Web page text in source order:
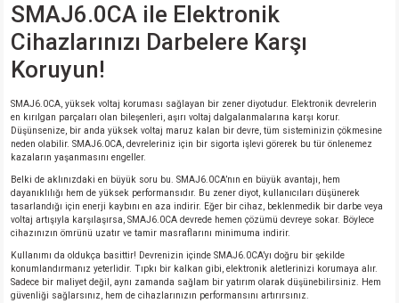
MARKA)
SMAJ6.0CA ile Elektronik
Cihazlarınızı Darbelere Karşı
Koruyun!
SMAJ6.0CA, yüksek voltaj koruması sağlayan bir zener diyotudur. Elektronik devrelerin
en kırılgan parçaları olan bileşenleri, aşırı voltaj dalgalanmalarına karşı korur.
Düşünsenize, bir anda yüksek voltaj maruz kalan bir devre, tüm sisteminizin çökmesine
neden olabilir. SMAJ6.0CA, devreleriniz için bir sigorta işlevi görerek bu tür önlenemez
kazaların yaşanmasını engeller.
Belki de aklınızdaki en büyük soru bu. SMAJ6.0CA’nın en büyük avantajı, hem
dayanıklılığı hem de yüksek performansıdır. Bu zener diyot, kullanıcıları düşünerek
tasarlandığı için enerji kaybını en aza indirir. Eğer bir cihaz, beklenmedik bir darbe veya
voltaj artışıyla karşılaşırsa, SMAJ6.0CA devrede hemen çözümü devreye sokar. Böylece
cihazınızın ömrünü uzatır ve tamir masraflarını minimuma indirir.
Kullanımı da oldukça basittir! Devrenizin içinde SMAJ6.0CA’yı doğru bir şekilde
konumlandırmanız yeterlidir. Tıpkı bir kalkan gibi, elektronik aletlerinizi korumaya alır.
Sadece bir maliyet değil, aynı zamanda sağlam bir yatırım olarak düşünebilirsiniz. Hem
güvenliği sağlarsınız, hem de cihazlarınızın performansını artırırsınız.